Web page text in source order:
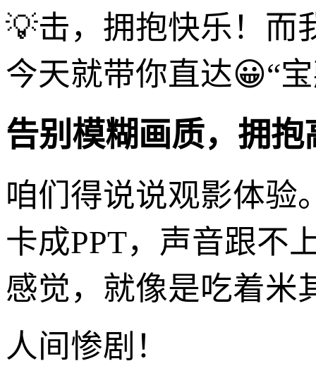
💡击，拥抱快乐！而
今天就带你直达😀“
告别模糊画质，拥抱
咱们得说说观影体验
卡成PPT，声音跟不
感觉，就像是吃着米
人间惨剧！